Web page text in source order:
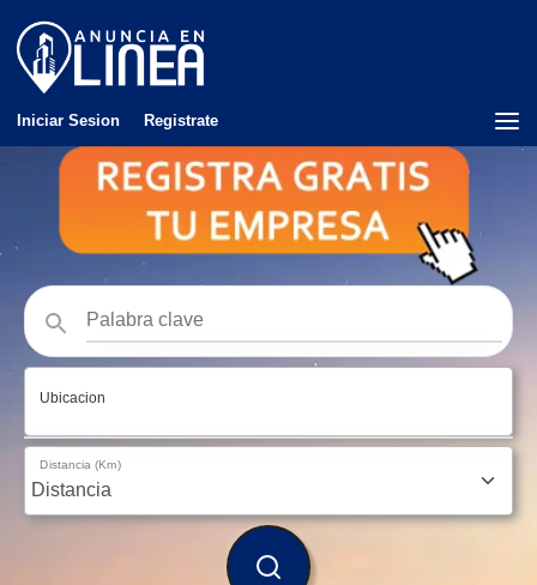
Iniciar Sesion Registrate
Ubicacion
Distancia (Km)
BUSCAR